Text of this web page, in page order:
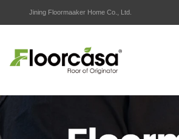
Jining Floormaaker Home Co., Ltd.